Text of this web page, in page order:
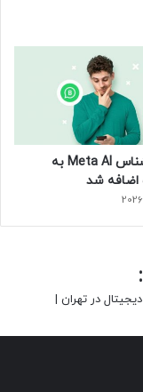
و با انتخاب
را در جزیره زیبای
منطقی دارد و
حالت ناشناس Meta AI به
شد
در تهران |